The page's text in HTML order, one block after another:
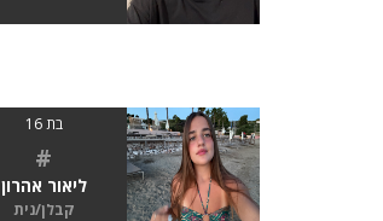
בת 16
#
ליאור אהרון
קבלן/נית